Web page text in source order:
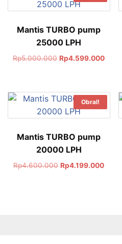
Mantis TURBO pump
25000 LPH
Rp5.000.000 Rp4.599.000
Obral!
Mantis TURBO pump
20000 LPH
Rp4.600.000 Rp4.199.000